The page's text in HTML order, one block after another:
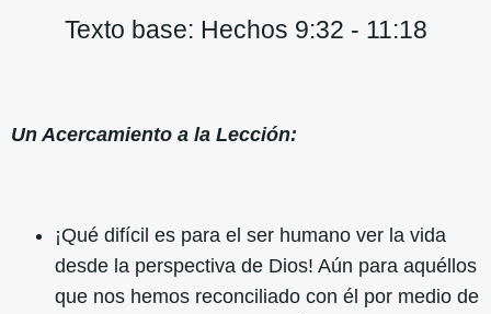
Texto base: Hechos 9:32 - 11:18
Un Acercamiento a la Lección:
¡Qué difícil es para el ser humano ver la vida
desde la perspectiva de Dios! Aún para aquéllos
que nos hemos reconciliado con él por medio de